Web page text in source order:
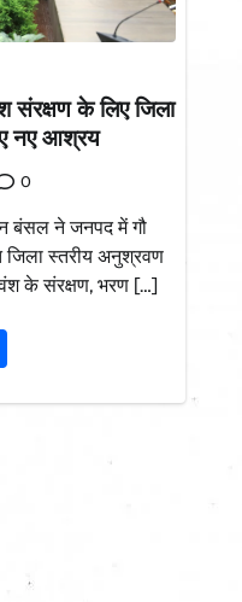
संरक्षण के लिए जिला
नए आश्रय
0
बंसल ने जनपद में गौ
स्तरीय अनुश्रवण
के संरक्षण, भरण […]
Share